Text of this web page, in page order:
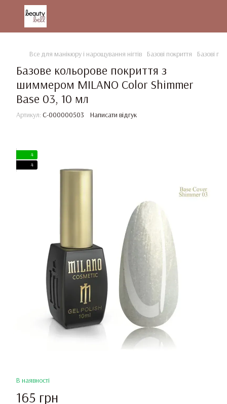
Все для манікюру і нарощування нігтів Базові покриття Базові
Базове кольорове покриття з
шиммером MILANO Color Shimmer
Base 03, 10 мл
Артикул: C-000000503 Написати відгук
4
4
В наявності
165 грн